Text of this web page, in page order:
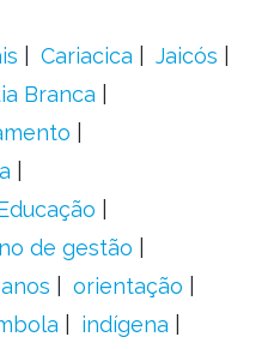
Cariacica
Jaicós
Branca
de gestão
orientação
indígena